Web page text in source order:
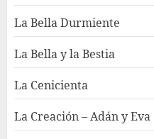
La Bella Durmiente
La Bella y la Bestia
La Cenicienta
La Creación – Adán y Eva